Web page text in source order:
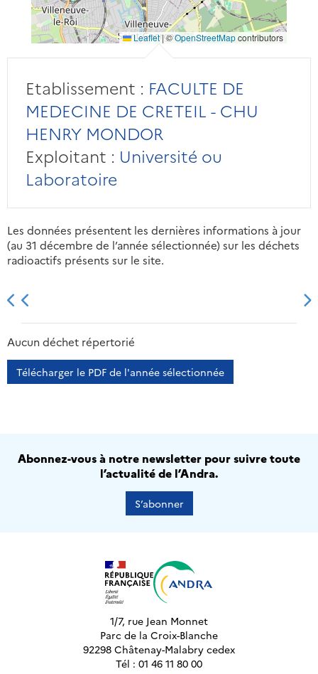
Leaflet|©OpenStreetMapcontributors
Etablissement : FACULTE DE
MEDECINE DE CRETEIL - CHU
HENRY MONDOR
Exploitant : Université ou
Laboratoire
Les données présentent les dernières informations à jour
(au 31 décembre de l’année sélectionnée) sur les déchets
radioactifs présents sur le site.
2013 2014
Aucun déchet répertorié
Télécharger le PDF de l'année sélectionnée
Abonnez-vous à notre newsletter pour suivre toute
l’actualité de l’Andra.
S’abonner
1/7, rue Jean Monnet
Parc de la Croix-Blanche
92298 Châtenay-Malabry cedex
Tél : 01 46 11 80 00